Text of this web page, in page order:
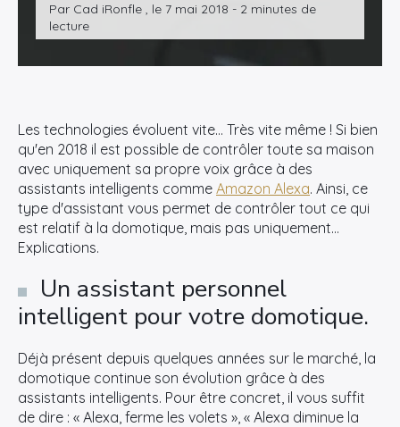
Par Cad iRonfle , le 7 mai 2018 - 2 minutes de
lecture
Les technologies évoluent vite… Très vite même ! Si bien
qu'en 2018 il est possible de contrôler toute sa maison
avec uniquement sa propre voix grâce à des
assistants intelligents comme Amazon Alexa. Ainsi, ce
type d'assistant vous permet de contrôler tout ce qui
est relatif à la domotique, mais pas uniquement…
Explications.
Un assistant personnel
intelligent pour votre domotique.
Déjà présent depuis quelques années sur le marché, la
domotique continue son évolution grâce à des
assistants intelligents. Pour être concret, il vous suffit
de dire : « Alexa, ferme les volets », « Alexa diminue la